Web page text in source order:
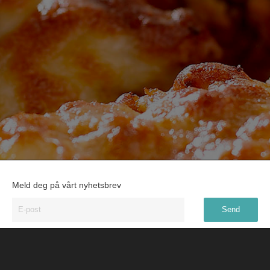
Meld deg på vårt nyhetsbrev